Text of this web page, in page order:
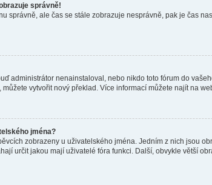
správně!
správně, ale čas se stále zobrazuje nesprávně, pak je čas
administrátor nenainstaloval, nebo nikdo toto fórum do
vytvořit nový překlad. Více informací můžete najít na
jména?
zobrazeny u uživatelského jména. Jedním z nich jsou
určit jakou mají uživatelé fóra funkci. Další, obvykle větší